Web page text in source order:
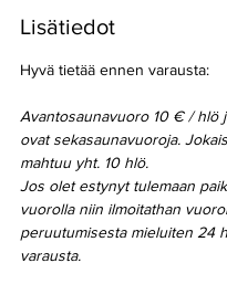
Lisätiedot
Hyvä tietää ennen varausta:
Avantosaunavuoro 10 € / hlö
ovat sekasaunavuoroja.
mahtuu yht. 10 hlö.
Jos olet estynyt tulemaan
vuorolla niin ilmoitathan
peruutumisesta mieluiten 24
varausta.